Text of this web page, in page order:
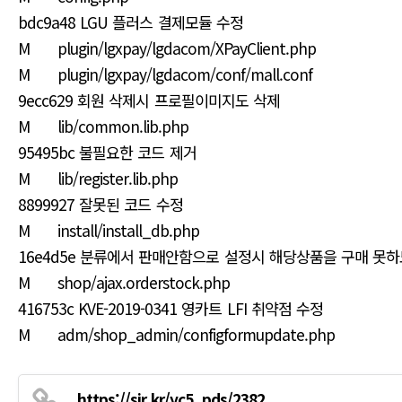
bdc9a48 LGU 플러스 결제모듈 수정
M plugin/lgxpay/lgdacom/XPayClient.php
M plugin/lgxpay/lgdacom/conf/mall.conf
9ecc629 회원 삭제시 프로필이미지도 삭제
M lib/common.lib.php
95495bc 불필요한 코드 제거
M lib/register.lib.php
8899927 잘못된 코드 수정
M install/install_db.php
16e4d5e 분류에서 판매안함으로 설정시 해당상품을 구매 못
M shop/ajax.orderstock.php
416753c KVE-2019-0341 영카트 LFI 취약점 수정
M adm/shop_admin/configformupdate.php